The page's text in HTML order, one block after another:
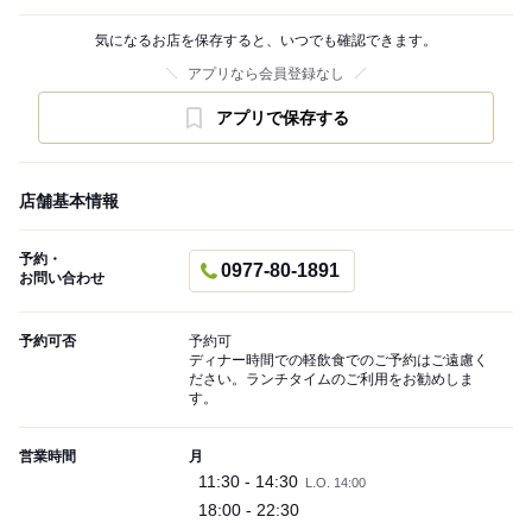
気になるお店を保存すると、いつでも確認できます。
アプリなら会員登録なし
アプリで保存する
店舗基本情報
予約・
お問い合わせ
0977-80-1891
予約可否
予約可
ディナー時間での軽飲食でのご予約はご遠慮く
ださい。ランチタイムのご利用をお勧めしま
す。
営業時間 月
11:30 - 14:30 L.O. 14:00
18:00 - 22:30